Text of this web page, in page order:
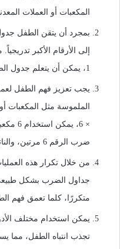
المكعبات أو العملات
بمجرد أن يتقن الطفل
1، يمكن أن يتعلم جدول الضرب للأرقام 2 و 3 وهكذا.
يجب تعزيز فهم الطفل
ضرب الرقم 6 مرتين، والناتج هو 12.
من خلال تكرار هذه
جداول الضرب بشكل
متكررًا، كلما تعمق فهم
يمكن استخدام مختلف
تجذب انتباه الطفل، مما